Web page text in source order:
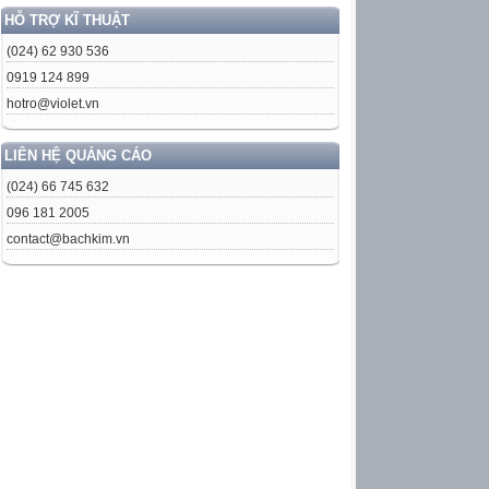
HỖ TRỢ KĨ THUẬT
(024) 62 930 536
0919 124 899
hotro@violet.vn
LIÊN HỆ QUẢNG CÁO
(024) 66 745 632
096 181 2005
contact@bachkim.vn